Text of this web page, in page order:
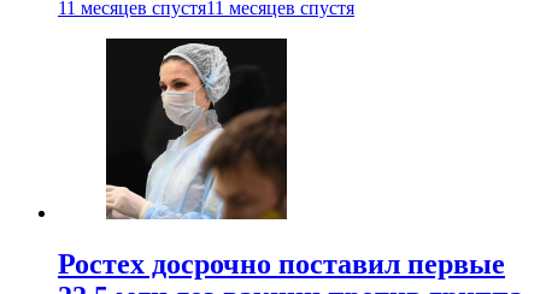
11 месяцев спустя11 месяцев спустя
Ростех досрочно поставил первые